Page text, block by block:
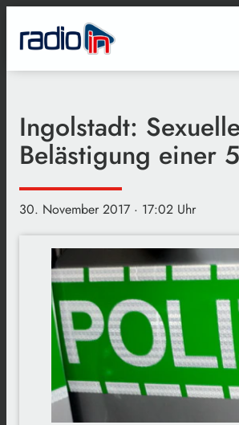
Ingolstadt: Sexuelle
Belästigung einer
30. November 2017 · 17:02 Uhr